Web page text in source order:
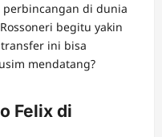
di dunia
begitu yakin
ini bisa
mendatang?
Felix di